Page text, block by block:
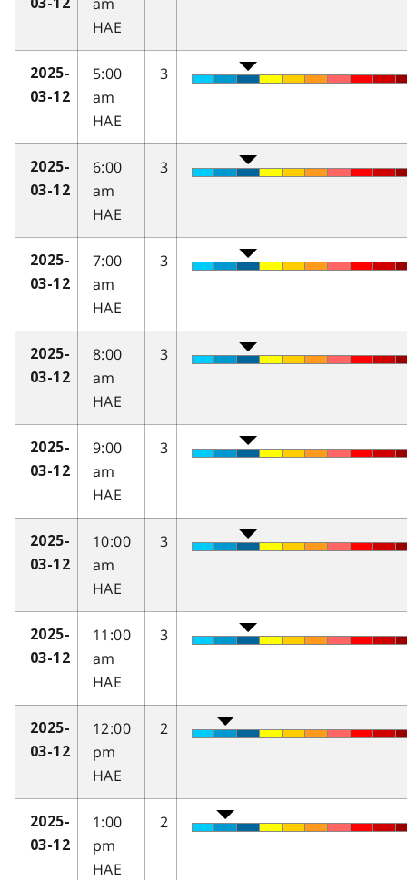
HAE
2025-
03-12
5:00
am
HAE
3
2025-
03-12
6:00
am
HAE
3
2025-
03-12
7:00
am
HAE
3
2025-
03-12
8:00
am
HAE
3
2025-
03-12
9:00
am
HAE
3
2025-
03-12
10:00
am
HAE
3
2025-
03-12
11:00
am
HAE
3
2025-
03-12
12:00
pm
HAE
2
2025-
03-12
1:00
pm
HAE
2